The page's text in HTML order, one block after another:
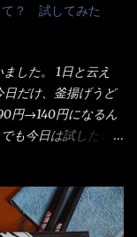
て？ 試してみた
した。 1日と云え
だけ、釜揚げうど
円→140円になるん
も今日は試したい
ているわけで、最
ったら湯なんか要